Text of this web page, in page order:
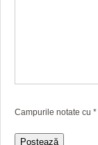
Campurile notate cu *